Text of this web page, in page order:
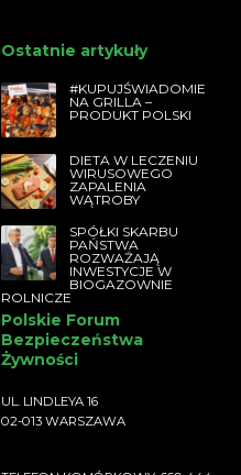
Ostatnie artykuły
#KUPUJŚWIADOMIE
NA GRILLA –
PRODUKT POLSKI
DIETA W LECZENIU
WIRUSOWEGO
ZAPALENIA
WĄTROBY
SPÓŁKI SKARBU
PAŃSTWA
ROZWAŻAJĄ
INWESTYCJE W
BIOGAZOWNIE
ROLNICZE
Polskie Forum
Bezpieczeństwa
Żywności
UL. LINDLEYA 16
02-013 WARSZAWA